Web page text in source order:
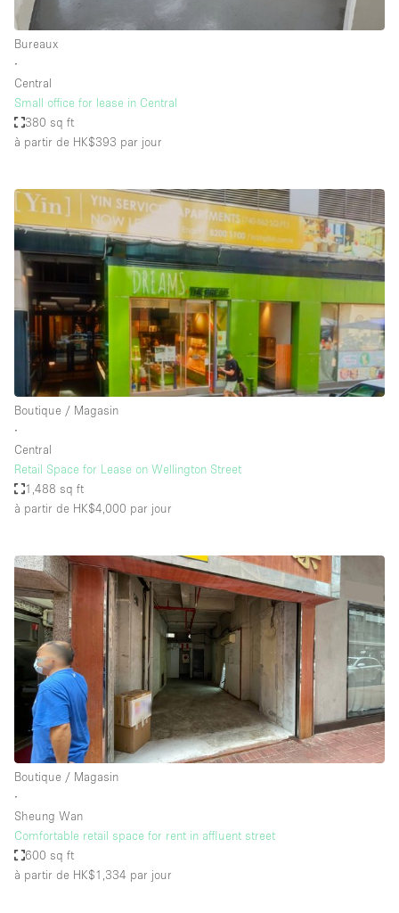
Bureaux
∙
Central
Small office for lease in Central
380 sq ft
à partir de HK$393 par jour
Boutique / Magasin
∙
Central
Retail Space for Lease on Wellington Street
1,488 sq ft
à partir de HK$4,000 par jour
Boutique / Magasin
∙
Sheung Wan
Comfortable retail space for rent in affluent street
600 sq ft
à partir de HK$1,334 par jour